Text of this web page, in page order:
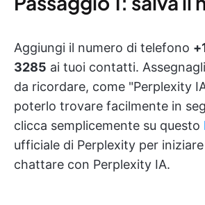
Aggiungi il numero di telefono
3285 ai tuoi contatti.
da ricordare, come "Perplexity
poterlo trovare facilmente in
clicca semplicemente su questo
ufficiale di Perplexity per
chattare con Perplexity IA.